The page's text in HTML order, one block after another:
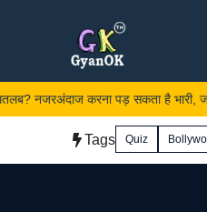
करना पड़ सकता है भारी, जान लें
Tags Quiz